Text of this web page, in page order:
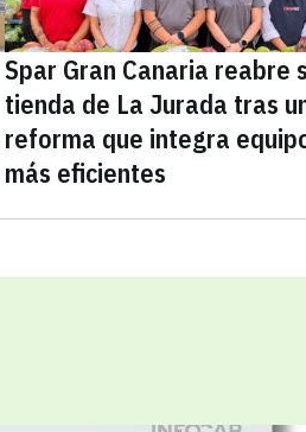
Spar Gran Canaria reabre
tienda de La Jurada tras
reforma que integra
más eficientes